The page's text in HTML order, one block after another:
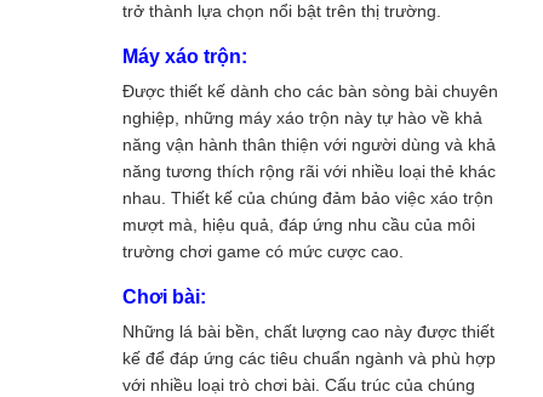
trở thành lựa chọn nổi bật trên thị trường.
Máy xáo trộn:
Được thiết kế dành cho các bàn sòng bài chuyên
nghiệp, những máy xáo trộn này tự hào về khả
năng vận hành thân thiện với người dùng và khả
năng tương thích rộng rãi với nhiều loại thẻ khác
nhau. Thiết kế của chúng đảm bảo việc xáo trộn
mượt mà, hiệu quả, đáp ứng nhu cầu của môi
trường chơi game có mức cược cao.
Chơi bài:
Những lá bài bền, chất lượng cao này được thiết
kế để đáp ứng các tiêu chuẩn ngành và phù hợp
với nhiều loại trò chơi bài. Cấu trúc của chúng